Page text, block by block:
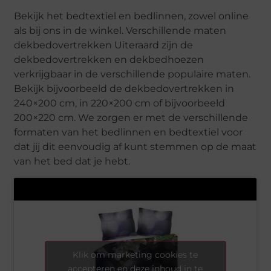
Bekijk het bedtextiel en bedlinnen, zowel online
als bij ons in de winkel. Verschillende maten
dekbedovertrekken Uiteraard zijn de
dekbedovertrekken en dekbedhoezen
verkrijgbaar in de verschillende populaire maten.
Bekijk bijvoorbeeld de dekbedovertrekken in
240×200 cm, in 220×200 cm of bijvoorbeeld
200×220 cm. We zorgen er met de verschillende
formaten van het bedlinnen en bedtextiel voor
dat jij dit eenvoudig af kunt stemmen op de maat
van het bed dat je hebt.
Klik om marketing cookies te
accepteren en deze inhoud in te